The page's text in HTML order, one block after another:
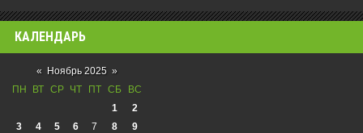
КАЛЕНДАРЬ
« Ноябрь 2025 »
ПН
ВТ СР ЧТ ПТ СБ
ВС
1
2
3
4 5 6 7 8
9